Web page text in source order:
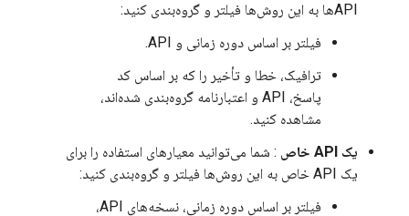
APIها به این روش‌ها فیلتر و گروه‌بندی کنید:
فیلتر بر اساس دوره زمانی و API.
ترافیک، خطا و تأخیر را که بر اساس کد
پاسخ، API و اعتبارنامه گروه‌بندی شده‌اند،
مشاهده کنید.
یک API خاص
: شما می‌توانید معیارهای استفاده را برای
یک API خاص به این روش‌ها فیلتر و گروه‌بندی کنید:
فیلتر بر اساس دوره زمانی، نسخه‌های API،